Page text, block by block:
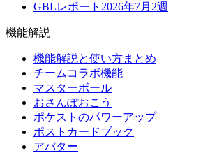
GBLレポート2026年7月2週
機能解説
機能解説と使い方まとめ
チームコラボ機能
マスターボール
おさんぽおこう
ポケストのパワーアップ
ポストカードブック
アバター